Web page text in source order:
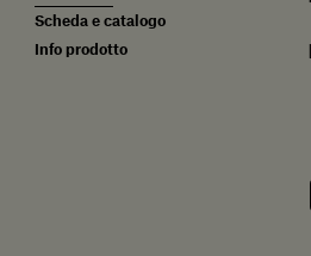
Scheda e catalogo
Info prodotto